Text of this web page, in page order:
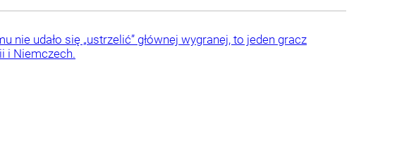
udało się „ustrzelić” głównej wygranej, to jeden gracz
i Niemczech.